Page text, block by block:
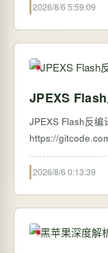
2026/8/6 5:59:09
JPEXS
JPEXS Flash反编
2026/8/6 0:13:39